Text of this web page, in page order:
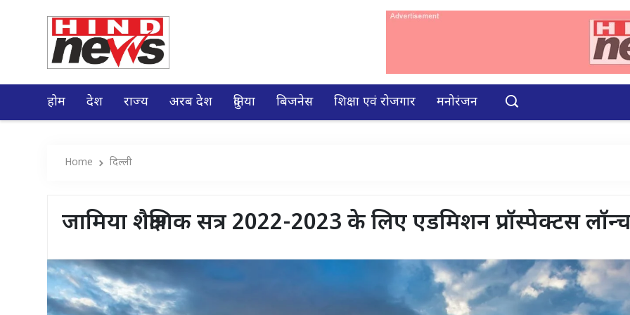
होम देश राज्य अरब देश दुनिया बिजनेस शिक्षा एवं रोजगार मनोरंजन
Home दिल्ली
जामिया शैक्षणिक सत्र 2022-2023 के लिए एडमिशन प्रॉस्पेक्टस